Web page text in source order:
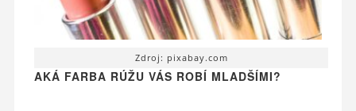
Zdroj: pixabay.com
AKÁ FARBA RÚŽU VÁS ROBÍ MLADŠÍMI?